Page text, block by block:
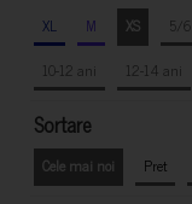
XL M XS 5/
10-12 ani
12-14 ani
Sortare
Cele mai noi Pret